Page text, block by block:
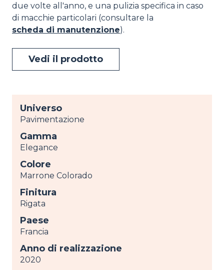
due volte all'anno, e una pulizia specifica in caso
di macchie particolari (consultare la
scheda di manutenzione).
Vedi il prodotto
Universo
Pavimentazione
Gamma
Elegance
Colore
Marrone Colorado
Finitura
Rigata
Paese
Francia
Anno di realizzazione
2020